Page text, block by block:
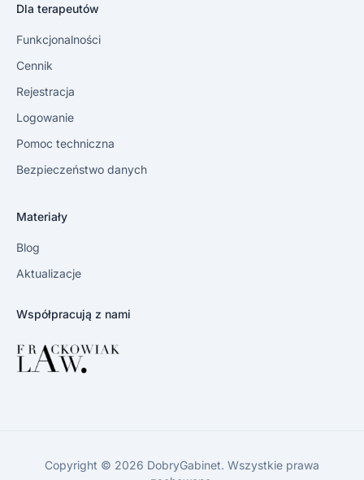
Dla terapeutów
Funkcjonalności
Cennik
Rejestracja
Logowanie
Pomoc techniczna
Bezpieczeństwo danych
Materiały
Blog
Aktualizacje
Współpracują z nami
Copyright © 2026 DobryGabinet. Wszystkie prawa